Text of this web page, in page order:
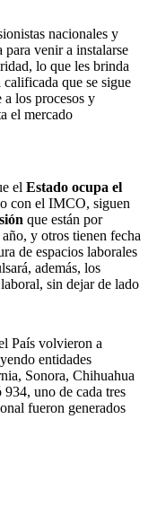
nacionales y
venir a instalarse
lo que les brinda
que se sigue
a los procesos y
el mercado
el Estado ocupa el
con el IMCO, siguen
que están por
año, y otros tienen fecha
de espacios laborales
además, los
laboral, sin dejar de lado
País volvieron a
entidades
Sonora, Chihuahua
uno de cada tres
fueron generados